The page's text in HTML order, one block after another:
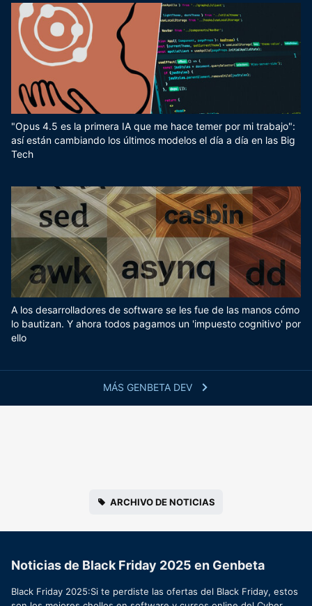
MÁS GENBETA DEV
"Opus 4.5 es la primera IA que me hace temer por mi trabajo":
así están cambiando los últimos modelos el día a día en las Big
Tech
A los desarrolladores de software se les fue de las manos cómo
lo bautizan. Y ahora todos pagamos un 'impuesto cognitivo' por
ello
ARCHIVO DE NOTICIAS
Noticias de Black Friday 2025 en Genbeta
Black Friday 2025:Si te perdiste las ofertas del Black Friday, estos